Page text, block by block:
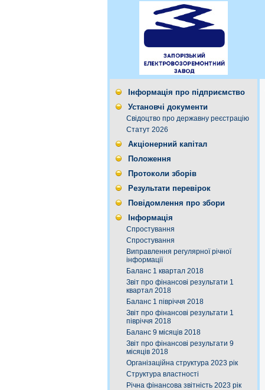
Інформація про підприємство
Установчі документи
Свідоцтво про державну реєстрацію
Статут 2026
Акціонерний капітал
Положення
Протоколи зборів
Результати перевірок
Повідомлення про збори
Інформація
Спростування
Спростування
Виправлення регулярної річної
інформації
Баланс 1 квартал 2018
Звіт про фінансові результати 1
квартал 2018
Баланс 1 півріччя 2018
Звіт про фінансові результати 1
півріччя 2018
Баланс 9 місяців 2018
Звіт про фінансові результати 9
місяців 2018
Організаційна структура 2023 рік
Структура властності
Річна фінансова звітність 2023 рік